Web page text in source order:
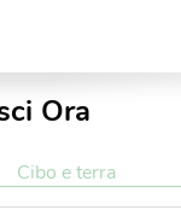
Ora
Cibo e terra